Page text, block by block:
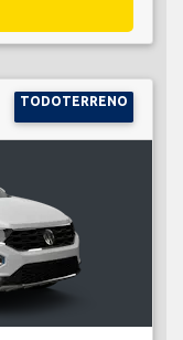
TODOTERRENO